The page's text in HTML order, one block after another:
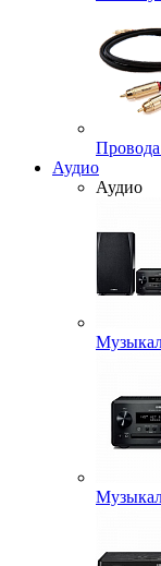
Аудио
Аудио